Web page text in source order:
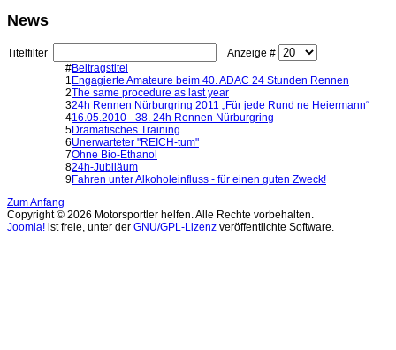
News
Titelfilter
Anzeige #
#Beitragstitel
1 Engagierte Amateure beim 40. ADAC 24 Stunden Rennen
2The same procedure as last year
324h Rennen Nürburgring 2011 „Für jede Rund ne Heiermann“
416.05.2010 - 38. 24h Rennen Nürburgring
5Dramatisches Training
6Unerwarteter "REICH-tum"
7Ohne Bio-Ethanol
824h-Jubiläum
9Fahren unter Alkoholeinfluss - für einen guten Zweck!
Zum Anfang
Copyright © 2026 Motorsportler helfen. Alle Rechte vorbehalten.
Joomla! ist freie, unter der GNU/GPL-Lizenz veröffentlichte Software.